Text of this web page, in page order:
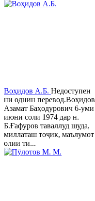
Воҳидов А.Б. Недоступен
ни однин перевод.Воҳидов
Азамат Баҳодурович 6-уми
июни соли 1974 дар н.
Б.Ғафуров таваллуд шуда,
миллаташ тоҷик, маълумот
олии ти...